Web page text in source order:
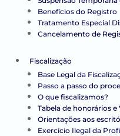
Benefícios do Registro
Tratamento Especial
Cancelamento de
Fiscalização
Base Legal da
Passo a passo do
O que fiscalizamos?
Tabela de honorários e
Orientações aos
Exercício Ilegal da